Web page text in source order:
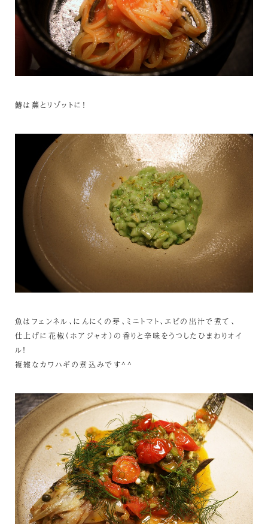
鰆は蕪とリゾットに！
魚はフェンネル、にんにくの芽、ミニトマト、エビの出汁で煮て、
仕上げに花椒（ホアジャオ）の香りと辛味をうつしたひまわりオイ
ル！
複雑なカワハギの煮込みです^^